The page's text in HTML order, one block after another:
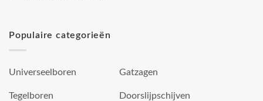
Populaire categorieën
Universeelboren
Tegelboren
Gatzagen
Doorslijpschijven